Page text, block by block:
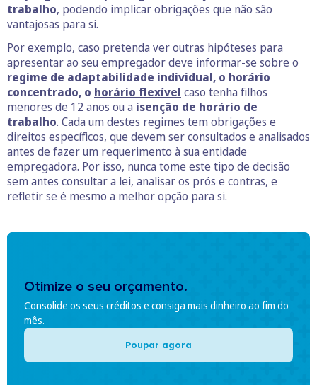
trabalho, podendo implicar obrigações que não são
vantajosas para si.
Por exemplo, caso pretenda ver outras hipóteses para
apresentar ao seu empregador deve informar-se sobre o
regime de adaptabilidade individual, o horário
concentrado, o horário flexível caso tenha filhos
menores de 12 anos ou a isenção de horário de
trabalho. Cada um destes regimes tem obrigações e
direitos específicos, que devem ser consultados e analisados
antes de fazer um requerimento à sua entidade
empregadora. Por isso, nunca tome este tipo de decisão
sem antes consultar a lei, analisar os prós e contras, e
refletir se é mesmo a melhor opção para si.
Otimize o seu orçamento.
Consolide os seus créditos e consiga mais dinheiro ao fim do
mês.
Poupar agora